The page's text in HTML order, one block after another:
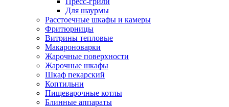
Для шаурмы
Расстоечные шкафы и камеры
Фритюрницы
Витрины тепловые
Макароноварки
Жарочные поверхности
Жарочные шкафы
Шкаф пекарский
Коптильни
Пищеварочные котлы
Блинные аппараты